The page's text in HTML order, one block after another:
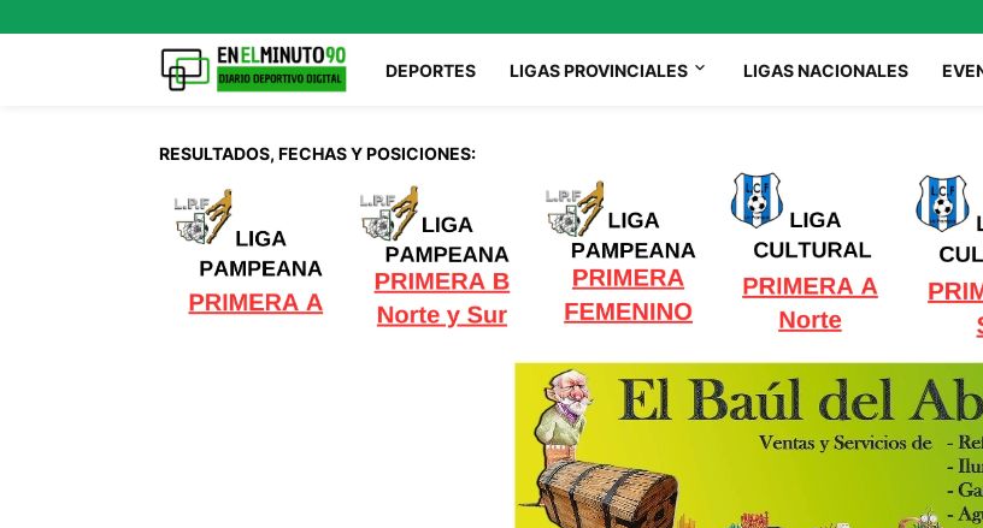
DEPORTES LIGAS PROVINCIALES LIGAS NACIONALES
RESULTADOS, FECHAS Y POSICIONES: